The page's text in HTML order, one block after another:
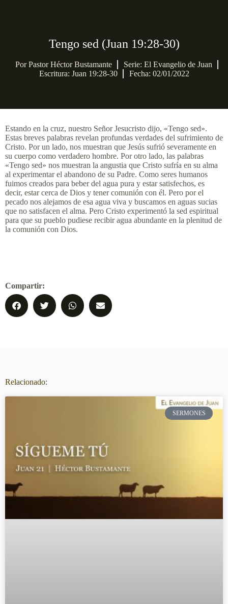
Tengo sed (Juan 19:28-30)
PorPastor Héctor Bustamante Serie: El Evangelio de Juan
Escritura: Juan 19:28-30
Fecha: 02/01/2022
Estando en la cruz, nuestro Señor Jesucristo dijo, «Tengo sed».
Estas breves palabras revelan profundas verdades del sufrimiento de
Cristo. Por un lado, nos muestran que Jesús sufrió severamente en
su cuerpo como verdadero hombre. Por otro lado, las palabras
«Tengo sed» nos muestran la angustia que Cristo sufría en su alma
al experimentar el abandono de su Padre. Como seres humanos
fuimos creados para beber del agua pura y estar satisfechos, es
decir, estar cerca de Dios y tener comunión con él. Pero por el
pecado nos alejamos de esa agua viva y buscamos en aguas sucias
que no satisfacen el alma. Pero Cristo experimentó la sed espiritual
para que su pueblo pudiese recibir agua abundante en la plenitud de
la comunión con Dios.
Compartir:
Relacionado:
SERMONES